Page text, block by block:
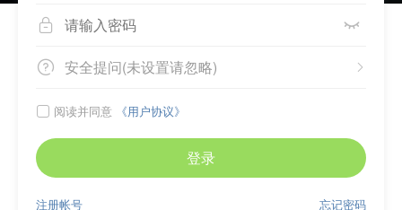
 
 
安全提问(未设置请忽略)
 阅读并同意 《用户协议》
登录
忘记密码
注册帐号